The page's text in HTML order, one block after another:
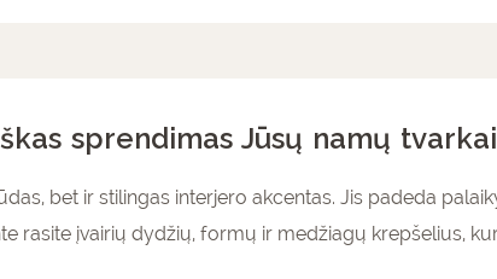
sprendimas Jūsų namų tvarkai
bet ir stilingas interjero akcentas. Jis padeda
rasite įvairių dydžių, formų ir medžiagų krepšelius,